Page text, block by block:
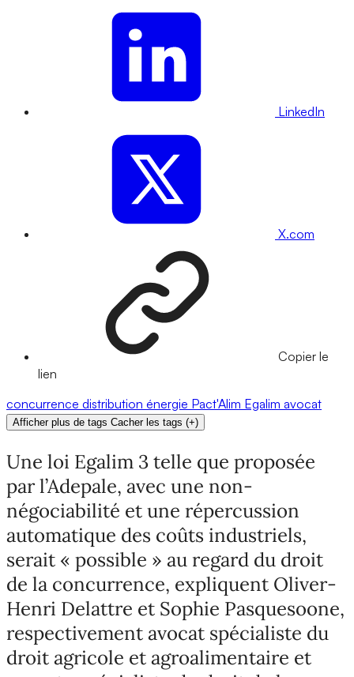
LinkedIn
X.com
Copier le
lien
concurrence distribution énergie Pact'Alim Egalim avocat
Afficher plus de tags Cacher les tags (+)
Une loi Egalim 3 telle que proposée
par l’Adepale, avec une non-
négociabilité et une répercussion
automatique des coûts industriels,
serait « possible » au regard du droit
de la concurrence, expliquent Oliver-
Henri Delattre et Sophie Pasquesoone,
respectivement avocat spécialiste du
droit agricole et agroalimentaire et